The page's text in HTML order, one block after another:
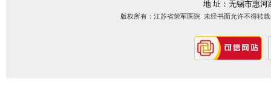
地 址：无锡市惠河
版权所有：江苏省荣军医院 未经书面允许不得转